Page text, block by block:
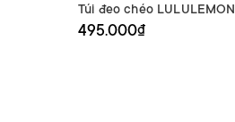
Túi đeo chéo LULULEMON
495.000₫